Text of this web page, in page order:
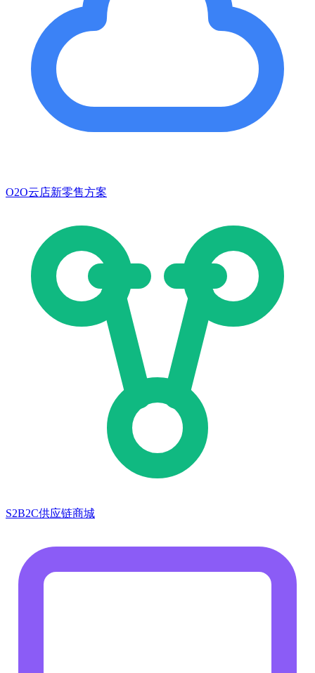
O2O云店新零售方案
S2B2C供应链商城